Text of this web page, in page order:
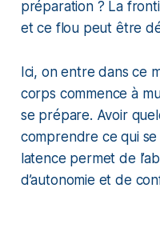
préparation ? La
et ce flou peut être
Ici, on entre dans ce
corps commence à
se prépare. Avoir
comprendre ce qui
latence permet de
d’autonomie et de